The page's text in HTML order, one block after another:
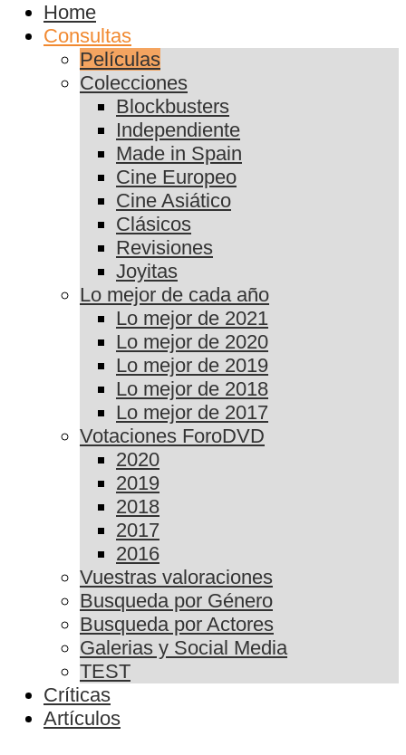
Home
Consultas
Películas
Colecciones
Blockbusters
Independiente
Made in Spain
Cine Europeo
Cine Asiático
Clásicos
Revisiones
Joyitas
Lo mejor de cada año
Lo mejor de 2021
Lo mejor de 2020
Lo mejor de 2019
Lo mejor de 2018
Lo mejor de 2017
Votaciones ForoDVD
2020
2019
2018
2017
2016
Vuestras valoraciones
Busqueda por Género
Busqueda por Actores
Galerias y Social Media
TEST
Críticas
Artículos